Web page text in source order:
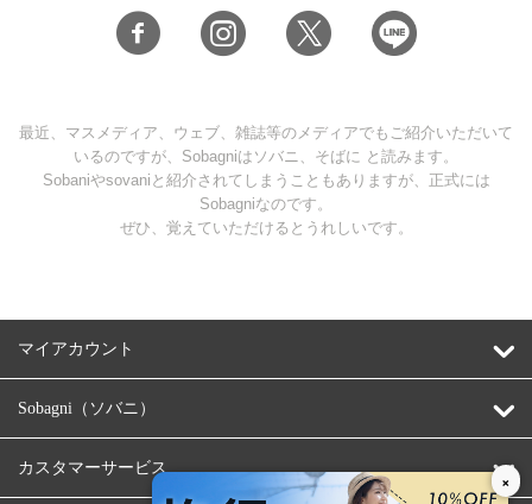
×
最近、マスメディア、ウェブ、雑誌等のメディアでもご紹介いただいて
いるのですが、Sobagniはソバニ、そばに と読みます。
Sobaniやsovaniと紹介されてしまうこともありますが、正式には
Sobagniなのです。
ぜひ、覚えていただけるとうれしいです。
マイアカウント
Sobagni（ソバニ）
カスタマーサービス